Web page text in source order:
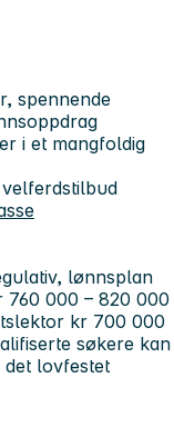
spennende
i et mangfoldig
lønnsplan
760 000 – 820 000
kr 700 000
søkere kan
lovfestet